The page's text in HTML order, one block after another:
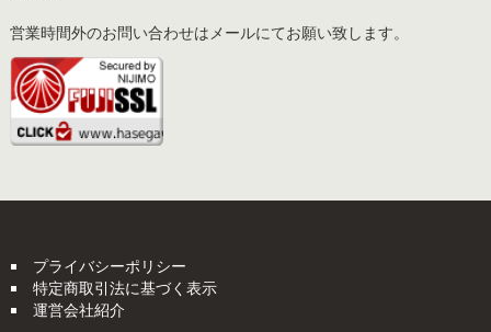
営業時間外のお問い合わせはメールにてお願い致します。
プライバシーポリシー
特定商取引法に基づく表示
運営会社紹介